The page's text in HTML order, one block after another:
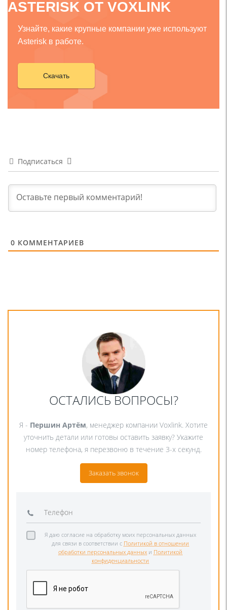
ASTERISK ОТ VOXLINK
Узнайте, какие крупные компании уже используют
Asterisk в работе.
Скачать
Подписаться
0 КОММЕНТАРИЕВ
ОСТАЛИСЬ ВОПРОСЫ?
Я - Першин Артём, менеджер компании Voxlink. Хотите
уточнить детали или готовы оставить заявку? Укажите
номер телефона, я перезвоню в течение 3-х секунд.
Заказать звонок
Я даю согласие на обработку моих персональных данных
для связи в соответствии с Политикой в отношении
обработки персональных данных и Политикой
конфиденциальности